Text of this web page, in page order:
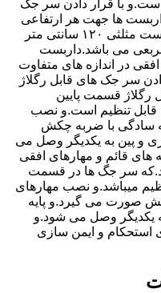
است.و با قرار دادن سر جک
ها جهت هر ارتفاعی
قابل تنظیم می باشد.عرض فریم داربست مثلثی ۱۲۰ سانتی متر
می باشد.داربست
در اندازه های متفاوت
سر جک های قابل رگلاژ
رگلاژ قسمت پایین
قابل تنظیم است.و نصب
سادگی با ضربه چکش
و پین به یکدیگر وصل می
قائم و مهارهای افقی
سر جگ ها در قسمت
میباشد.و نصب مهارهای
صورت می گیرد.و پایه
یکدیگر وصل می شود.و
استحکام و ایمن سازی